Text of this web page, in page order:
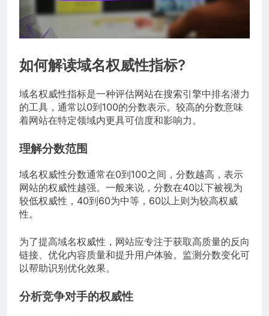
如何解读域名权威性指标?
域名权威性指标是一种评估网站在搜索引擎中排名潜力
的工具，通常以0到100的分数表示。较高的分数意味
着网站在特定领域内更具可信度和影响力。
理解分数范围
域名权威性分数通常在0到100之间，分数越高，表示
网站的权威性越强。一般来说，分数在40以下被视为
较低权威性，40到60为中等，60以上则为较高权威
性。
为了提高域名权威性，网站应专注于获取高质量的反向
链接、优化内容质量和提升用户体验。监测分数变化可
以帮助识别优化效果。
分析竞争对手的权威性